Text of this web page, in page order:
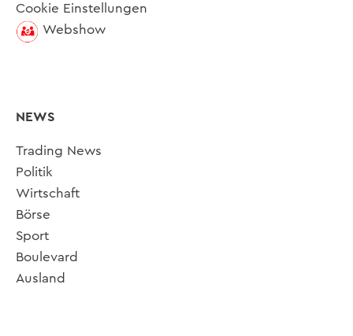
Cookie Einstellungen
Webshow
NEWS
Trading News
Politik
Wirtschaft
Börse
Sport
Boulevard
Ausland